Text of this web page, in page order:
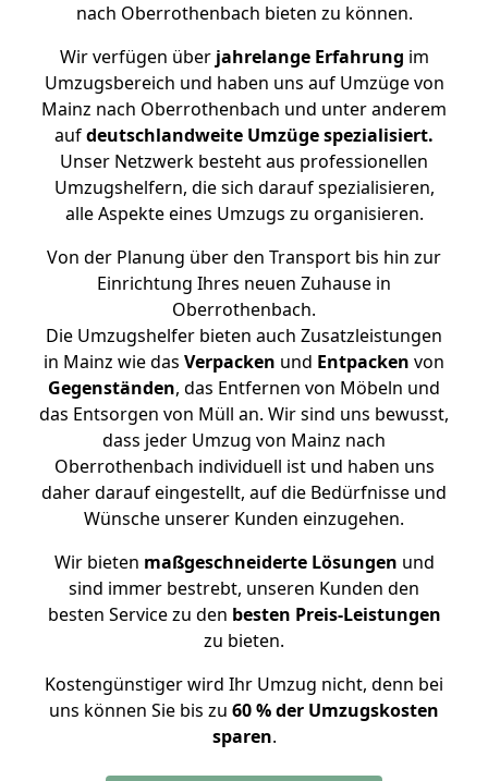
nach Oberrothenbach bieten zu können.
Wir verfügen überjahrelange Erfahrung im
Umzugsbereich und haben uns auf Umzüge von
Mainz nach Oberrothenbach und unter anderem
aufdeutschlandweite Umzüge spezialisiert.
Unser Netzwerk besteht aus professionellen
Umzugshelfern, die sich darauf spezialisieren,
alle Aspekte eines Umzugs zu organisieren.
Von der Planung über den Transport bis hin zur
Einrichtung Ihres neuen Zuhause in
Oberrothenbach.
Die Umzugshelfer bieten auch Zusatzleistungen
in Mainz wie das Verpacken und Entpacken von
Gegenständen, das Entfernen von Möbeln und
das Entsorgen von Müll an. Wir sind uns bewusst,
dass jeder Umzug von Mainz nach
Oberrothenbach individuell ist und haben uns
daher darauf eingestellt, auf die Bedürfnisse und
Wünsche unserer Kunden einzugehen.
Wir bieten maßgeschneiderte Lösungen und
sind immer bestrebt, unseren Kunden den
besten Service zu den besten Preis-Leistungen
zu bieten.
Kostengünstiger wird Ihr Umzug nicht, denn bei
uns können Sie bis zu 60 % der Umzugskosten
sparen.